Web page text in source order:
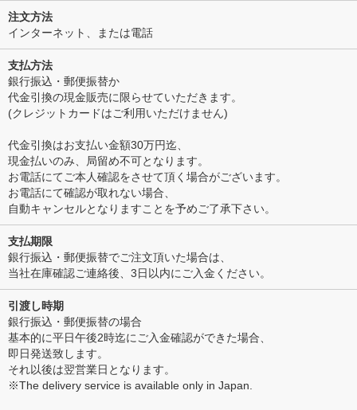
注文方法
インターネット、または電話
支払方法
銀行振込・郵便振替か
代金引換の現金販売に限らせていただきます。
(クレジットカードはご利用いただけません)
代金引換はお支払い金額30万円迄、
現金払いのみ、局留め不可となります。
お電話にてご本人確認をさせて頂く場合がございます。
お電話にて確認が取れない場合、
自動キャンセルとなりますことを予めご了承下さい。
支払期限
銀行振込・郵便振替でご注文頂いた場合は、
当社在庫確認ご連絡後、3日以内にご入金ください。
引渡し時期
銀行振込・郵便振替の場合
基本的に平日午後2時迄にご入金確認ができた場合、
即日発送致します。
それ以後は翌営業日となります。
※The delivery service is available only in Japan.